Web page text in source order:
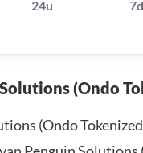
24u 7d
(Ondo
(Ondo